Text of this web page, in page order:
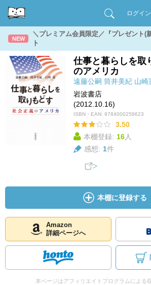
ログイン
NEW
＼プレミアム会員限定／『プレゼント(
ト
仕事と暮らしを取
のアメリカ
遠藤公嗣 筒井美紀 山崎
岩波書店
(2012.10.16)
ISBN・EAN: 9784000258623
3.50
本棚登録: 16人
感想: 1件
本棚に登録する
Amazon
詳細ページへ
本ページはアフィリエイトプログラムによる